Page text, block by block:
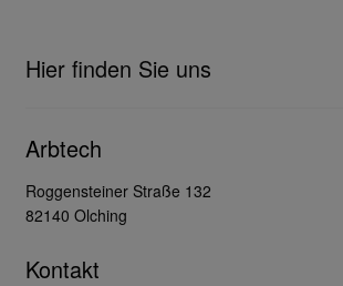
Hier finden Sie uns
Arbtech
Roggensteiner Straße 132
82140 Olching
Kontakt